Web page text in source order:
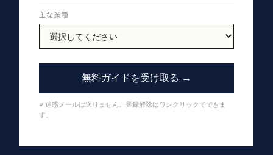
主な業種
無料ガイドを受け取る →
※ 迷惑メールは送りません。登録解除はワンクリックでできま
す。